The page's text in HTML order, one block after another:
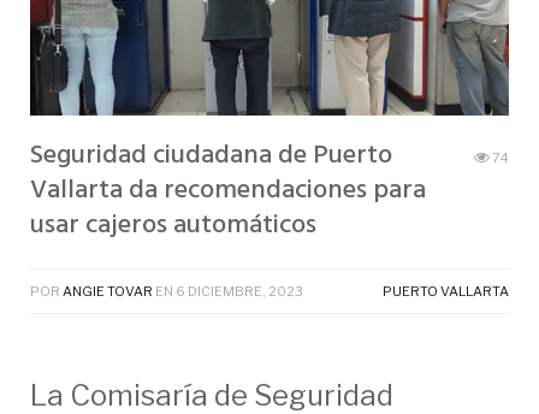
Seguridad ciudadana de Puerto
Vallarta da recomendaciones para
usar cajeros automáticos
74
POR ANGIE TOVAR EN 6 DICIEMBRE, 2023 PUERTO VALLARTA
La Comisaría de Seguridad